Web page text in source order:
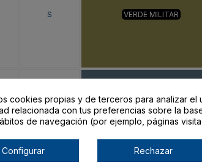
S VERDE MILITAR
S AZUL TORMENTA
cookies propias y de terceros para analizar el
relacionada con tus preferencias sobre la
de navegación (por ejemplo, páginas
Configurar Rechazar